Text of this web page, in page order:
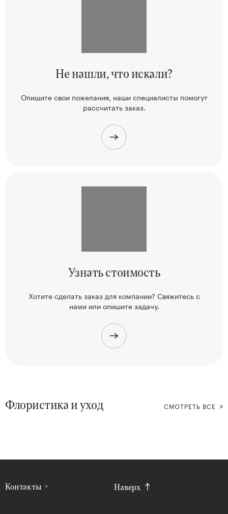
Не нашли,что искали?
Опишите свои пожелания, нашиспециалисты помогут
рассчитать заказ.
Узнатьстоимость
Хотите сделать заказ для компании? Свяжитесьс
нами или опишите задачу.
Флористика и уход СМОТРЕТЬ ВСЕ
Контакты Наверх